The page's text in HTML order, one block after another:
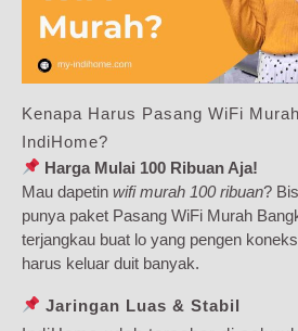
Kenapa Harus Pasang WiFi
IndiHome?
Harga Mulai 100 Ribuan Aja!
Mau dapetin wifi murah 100 ribuan?
punya paket Pasang WiFi Murah
terjangkau buat lo yang pengen
harus keluar duit banyak.
Jaringan Luas & Stabil